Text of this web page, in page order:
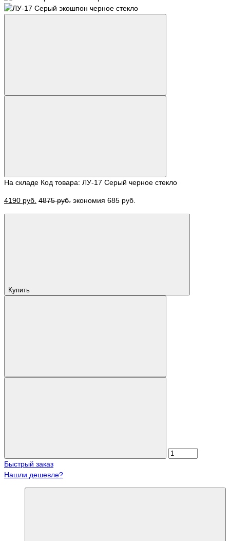
На складе Код товара: ЛУ-17 Серый черное стекло
4190 руб. 4875 руб. экономия 685 руб.
Купить
Быстрый заказ
Нашли дешевле?